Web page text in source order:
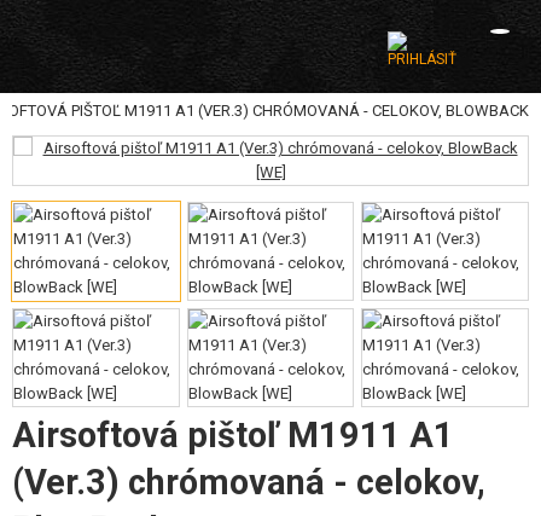
KATEGÓRIE
VZDUCHOVÉ ZBRANE, PRAKY
GRANÁTOMETY, GRANÁTY
GULIČKY, PLYN
AKUMULÁTORY, NABÍJAČKY
ZÁSOBNÍKY, PLNIČKY
OKULIARE, MASKY
PIŠTOĽ M1911 A1 (VER.3) CHRÓMOVANÁ - CELOKOV, BLOWBACK
Airsoftová pištoľ M1911 A1
(Ver.3) chrómovaná - celokov,